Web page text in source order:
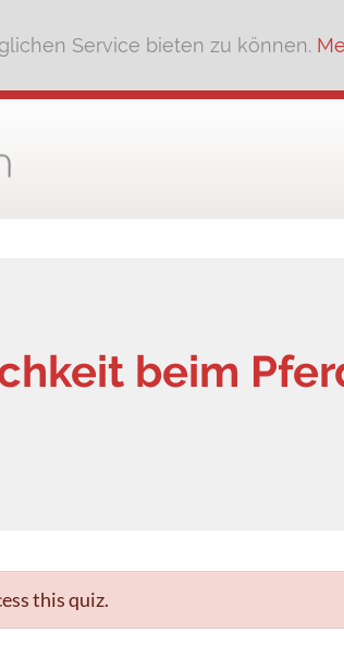
Service bieten zu können.
beim
this quiz.